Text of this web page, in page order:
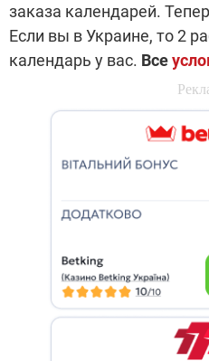
заказа календарей.
Если вы в Украине, то 2
календарь у вас. Все